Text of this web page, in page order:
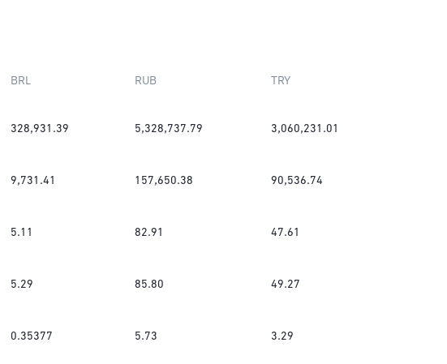
BRL RUB TRY
328,931.39 5,328,737.79 3,060,231.01
9,731.41 157,650.38 90,536.74
5.11 82.91 47.61
5.29 85.80 49.27
0.35377 5.73 3.29